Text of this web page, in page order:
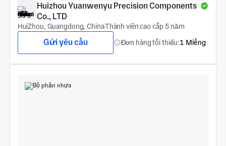
Huizhou Yuanwenyu Precision Components
Co., LTD
HuiZhou, Guangdong, ChinaThành viên cao cấp 5 năm
Gửi yêu cầu Đơn hàng tối thiểu:1 Miếng